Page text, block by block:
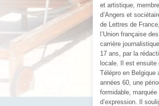
et artistique,
d’Angers et
de Lettres de
l’Union française
carrière
17 ans, par la
locale. Il est ensuite
Télépro en Belgique
années 60, une
formidable,
d’expression. Il